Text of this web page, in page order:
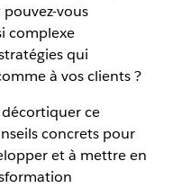
vous
complexe
qui
à vos clients ?
ce
concrets pour
et à mettre en